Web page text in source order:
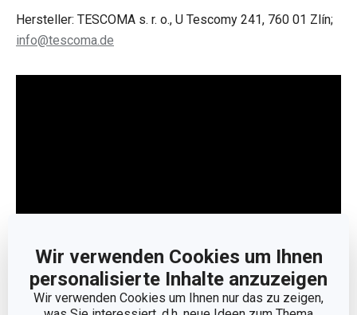
Wir verwenden Cookies um Ihnen
personalisierte Inhalte anzuzeigen
Wir verwenden Cookies um Ihnen nur das zu zeigen,
Hersteller: TESCOMA s. r. o., U Tescomy 241, 760 01 Zlín;
info@tescoma.de
Weniger anzeigen